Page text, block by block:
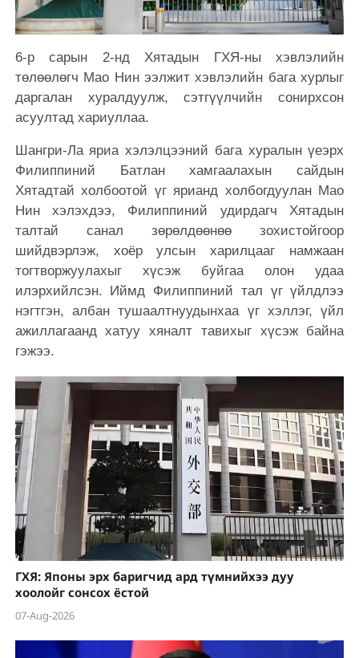
6-р сарын 2-нд Хятадын ГХЯ-ны хэвлэлийн
төлөөлөгч Мао Нин ээлжит хэвлэлийн бага хурлыг
даргалан хуралдуулж, сэтгүүлчийн сонирхсон
асуултад хариуллаа.
Шангри-Ла яриа хэлэлцээний бага хуралын үеэрх
Филиппиний Батлан хамгаалахын сайдын
Хятадтай холбоотой үг ярианд холбогдуулан Мао
Нин хэлэхдээ, Филиппиний удирдагч Хятадын
талтай санал зөрөлдөөнөө зохистойгоор
шийдвэрлэж, хоёр улсын харилцааг намжаан
тогтворжуулахыг хүсэж буйгаа олон удаа
илэрхийлсэн. Иймд Филиппиний тал үг үйлдлээ
нэгтгэн, албан тушаалтнуудынхаа үг хэллэг, үйл
ажиллагаанд хатуу хяналт тавихыг хүсэж байна
гэжээ.
ГХЯ: Японы эрх баригчид ард түмнийхээ дуу
хоолойг сонсох ёстой
07-Aug-2026